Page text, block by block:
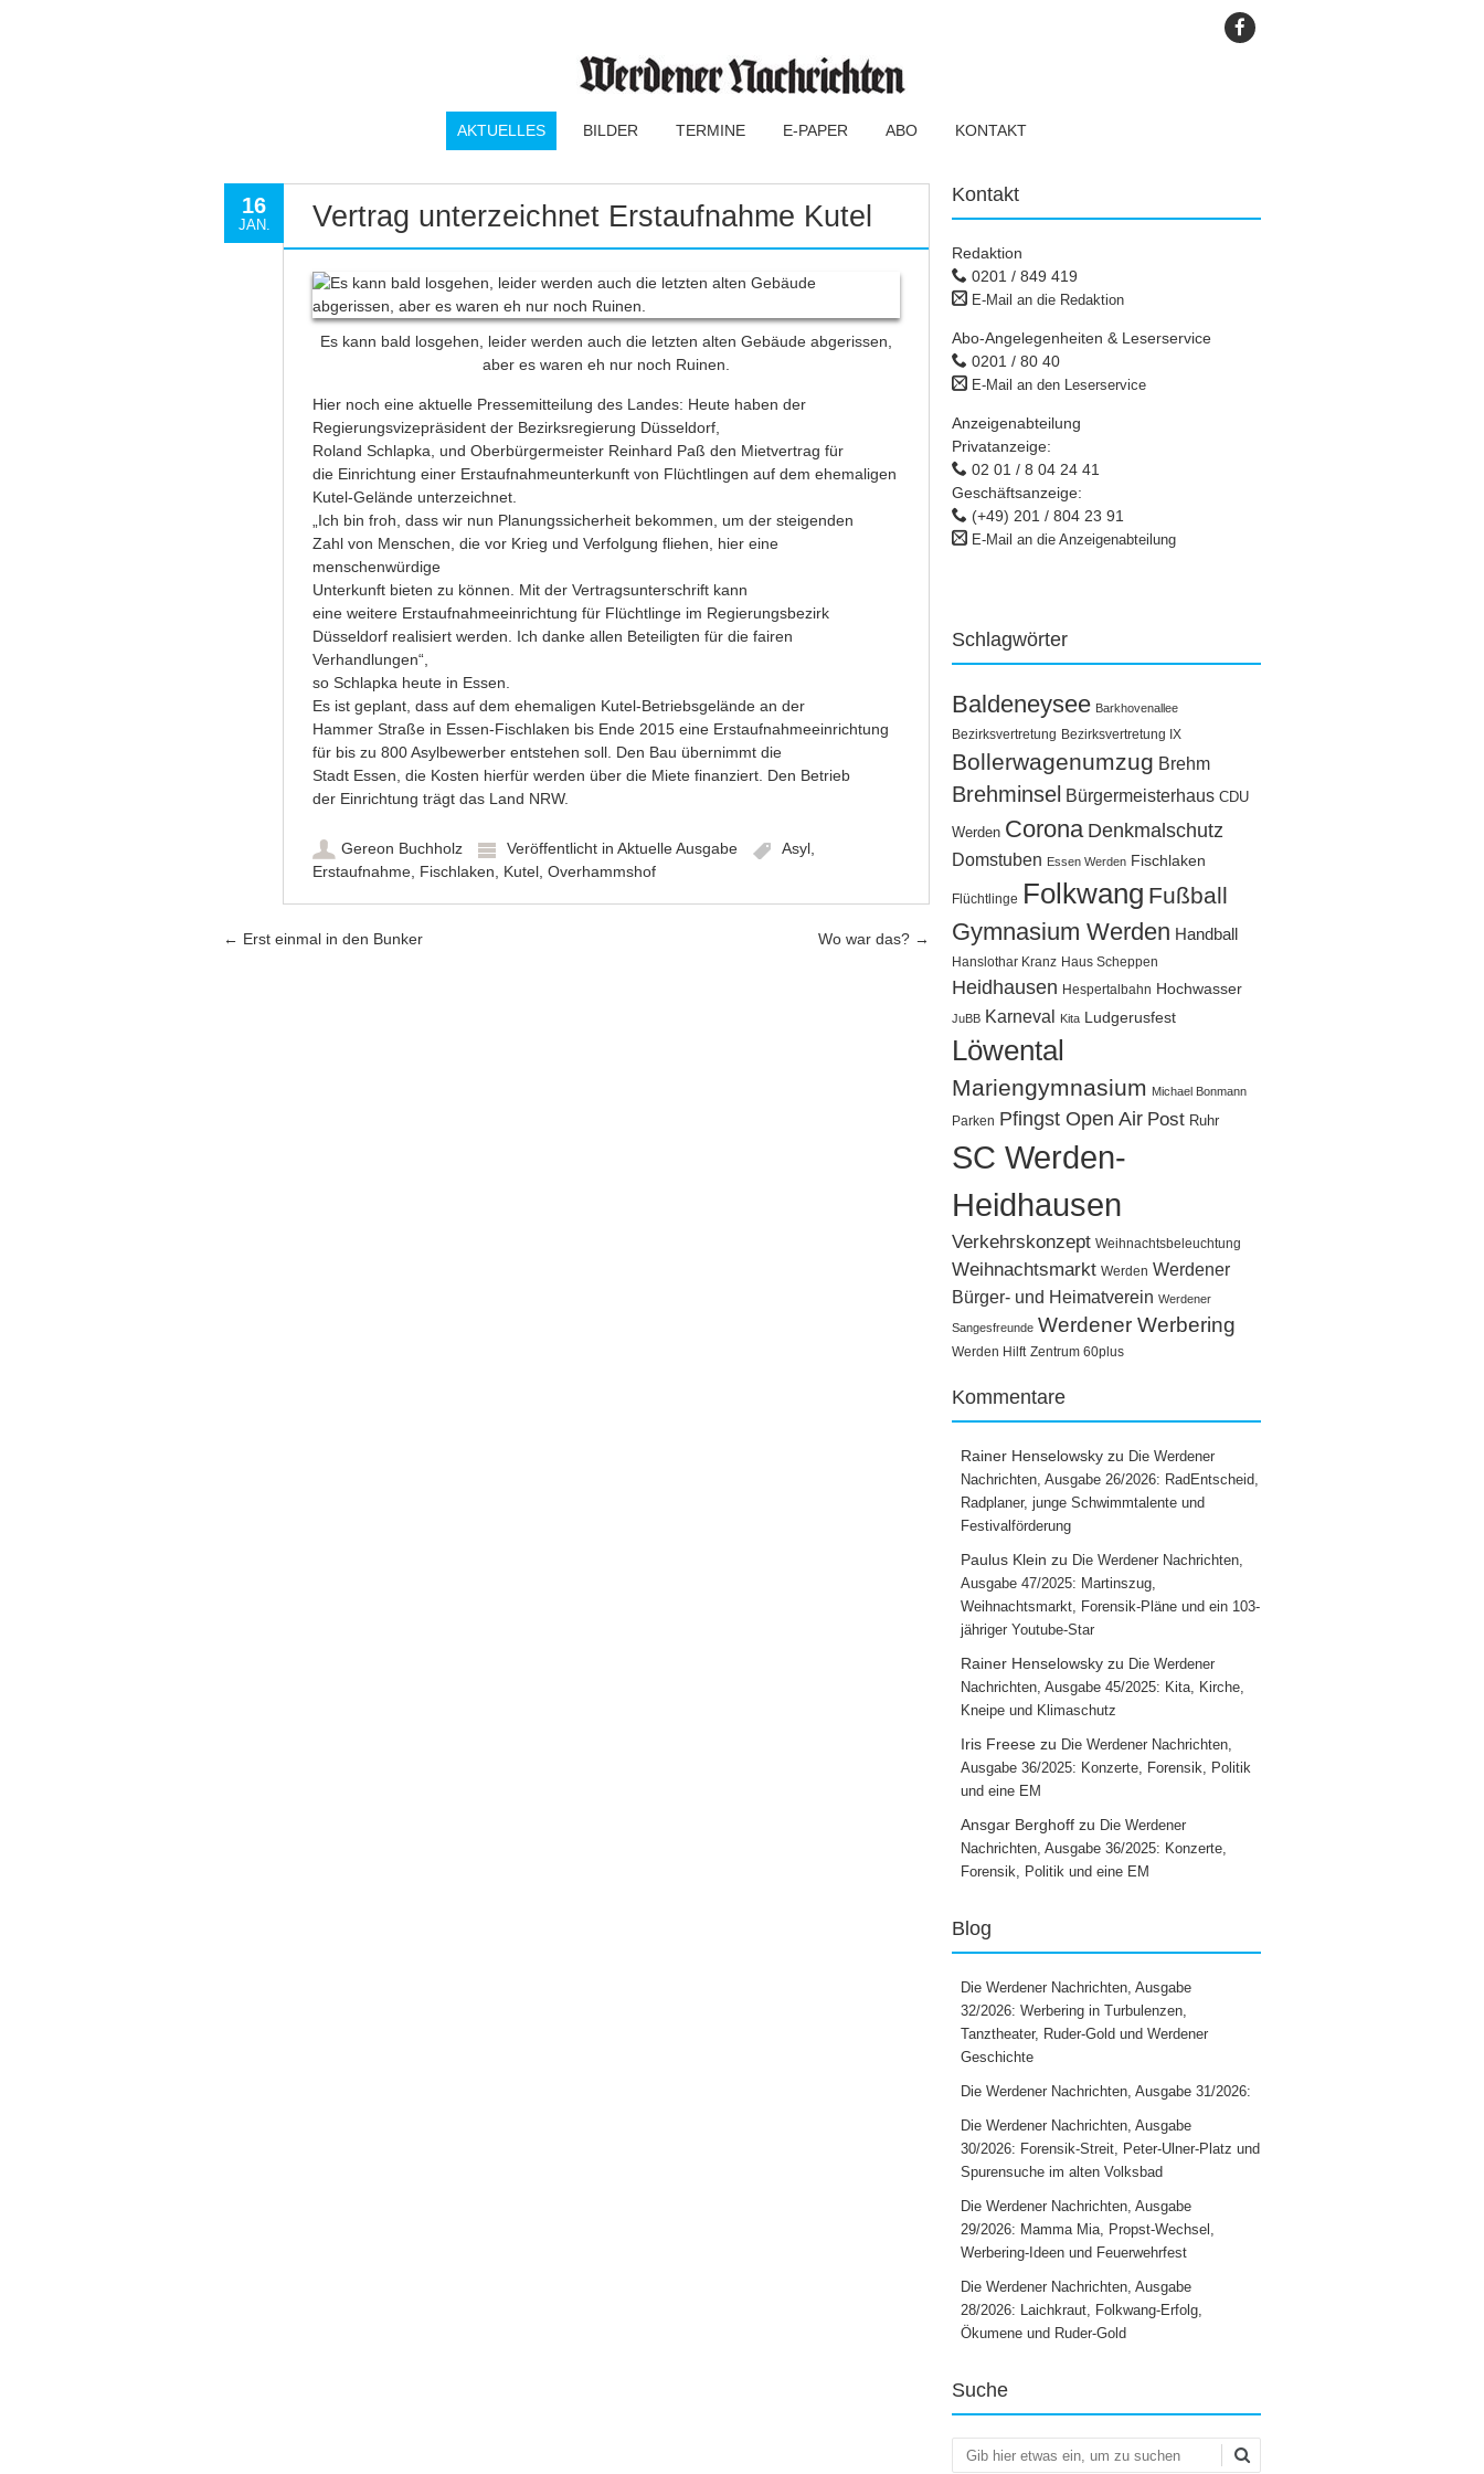
AKTUELLES BILDER TERMINE E-PAPER ABO KONTAKT
16
JAN. Vertrag unterzeichnet Erstaufnahme Kutel
Es kann bald losgehen, leider werden auch die letzten alten Gebäude abgerissen,
aber es waren eh nur noch Ruinen.
Hier noch eine aktuelle Pressemitteilung des Landes: Heute haben der
Regierungsvizepräsident der Bezirksregierung Düsseldorf,
Roland Schlapka, und Oberbürgermeister Reinhard Paß den Mietvertrag für
die Einrichtung einer Erstaufnahmeunterkunft von Flüchtlingen auf dem ehemaligen
Kutel-Gelände unterzeichnet.
„Ich bin froh, dass wir nun Planungssicherheit bekommen, um der steigenden
Zahl von Menschen, die vor Krieg und Verfolgung fliehen, hier eine
menschenwürdige
Unterkunft bieten zu können. Mit der Vertragsunterschrift kann
eine weitere Erstaufnahmeeinrichtung für Flüchtlinge im Regierungsbezirk
Düsseldorf realisiert werden. Ich danke allen Beteiligten für die fairen
Verhandlungen“,
so Schlapka heute in Essen.
Es ist geplant, dass auf dem ehemaligen Kutel-Betriebsgelände an der
Hammer Straße in Essen-Fischlaken bis Ende 2015 eine Erstaufnahmeeinrichtung
für bis zu 800 Asylbewerber entstehen soll. Den Bau übernimmt die
Stadt Essen, die Kosten hierfür werden über die Miete finanziert. Den Betrieb
der Einrichtung trägt das Land NRW.
Gereon Buchholz Veröffentlicht in Aktuelle Ausgabe Asyl,
Erstaufnahme, Fischlaken, Kutel, Overhammshof
Artikel-Navigation
← Erst einmal in den Bunker Wo war das? →
Kontakt
Redaktion
0201 / 849 419
E-Mail an die Redaktion
Abo-Angelegenheiten & Leserservice
0201 / 80 40
E-Mail an den Leserservice
Anzeigenabteilung
Privatanzeige:
02 01 / 8 04 24 41
Geschäftsanzeige:
(+49) 201 / 804 23 91
E-Mail an die Anzeigenabteilung
Schlagwörter
Baldeneysee Barkhovenallee
Bezirksvertretung Bezirksvertretung IX
Bollerwagenumzug Brehm
Brehminsel Bürgermeisterhaus CDU
Werden Corona Denkmalschutz
Domstuben Essen Werden Fischlaken
Flüchtlinge Folkwang Fußball
Gymnasium Werden Handball
Hanslothar Kranz Haus Scheppen
Heidhausen Hespertalbahn Hochwasser
JuBB Karneval Kita Ludgerusfest
Löwental
Mariengymnasium Michael Bonmann
Parken Pfingst Open Air Post Ruhr
SC Werden-
Heidhausen
Verkehrskonzept Weihnachtsbeleuchtung
Weihnachtsmarkt Werden Werdener
Bürger- und Heimatverein Werdener
Sangesfreunde Werdener Werbering
Werden Hilft Zentrum 60plus
Kommentare
Rainer Henselowsky zu Die Werdener
Nachrichten, Ausgabe 26/2026: RadEntscheid,
Radplaner, junge Schwimmtalente und
Festivalförderung
Paulus Klein zu Die Werdener Nachrichten,
Ausgabe 47/2025: Martinszug,
Weihnachtsmarkt, Forensik-Pläne und ein 103-
jähriger Youtube-Star
Rainer Henselowsky zu Die Werdener
Nachrichten, Ausgabe 45/2025: Kita, Kirche,
Kneipe und Klimaschutz
Iris Freese zu Die Werdener Nachrichten,
Ausgabe 36/2025: Konzerte, Forensik, Politik
und eine EM
Ansgar Berghoff zu Die Werdener
Nachrichten, Ausgabe 36/2025: Konzerte,
Forensik, Politik und eine EM
Blog
Die Werdener Nachrichten, Ausgabe
32/2026: Werbering in Turbulenzen,
Tanztheater, Ruder-Gold und Werdener
Geschichte
Die Werdener Nachrichten, Ausgabe 31/2026:
Die Werdener Nachrichten, Ausgabe
30/2026: Forensik-Streit, Peter-Ulner-Platz und
Spurensuche im alten Volksbad
Die Werdener Nachrichten, Ausgabe
29/2026: Mamma Mia, Propst-Wechsel,
Werbering-Ideen und Feuerwehrfest
Die Werdener Nachrichten, Ausgabe
28/2026: Laichkraut, Folkwang-Erfolg,
Ökumene und Ruder-Gold
Suche
Suchen